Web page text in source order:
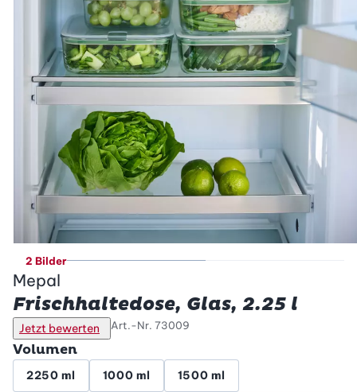
2 Bilder
Mepal
Frischhaltedose, Glas, 2.25 l
Jetzt bewerten Art.-Nr. 73009
Volumen
2250 ml 1000 ml 1500 ml